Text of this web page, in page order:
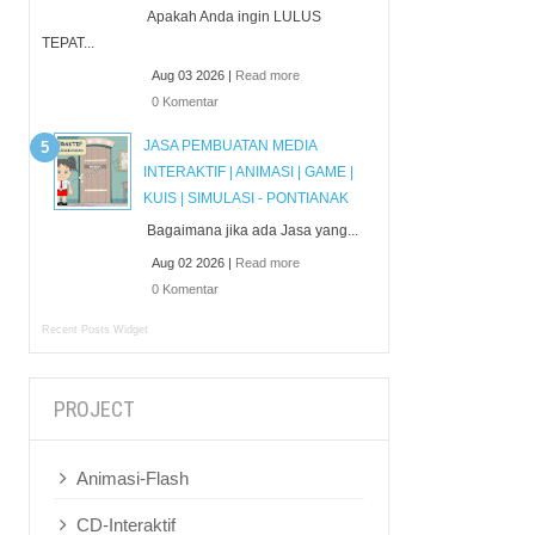
Apakah Anda ingin LULUS
TEPAT...
Aug 03 2026 | Read more
0 Komentar
JASA PEMBUATAN MEDIA
INTERAKTIF | ANIMASI | GAME |
KUIS | SIMULASI - PONTIANAK
Bagaimana jika ada Jasa yang...
Aug 02 2026 | Read more
0 Komentar
Recent Posts Widget
PROJECT
Animasi-Flash
CD-Interaktif